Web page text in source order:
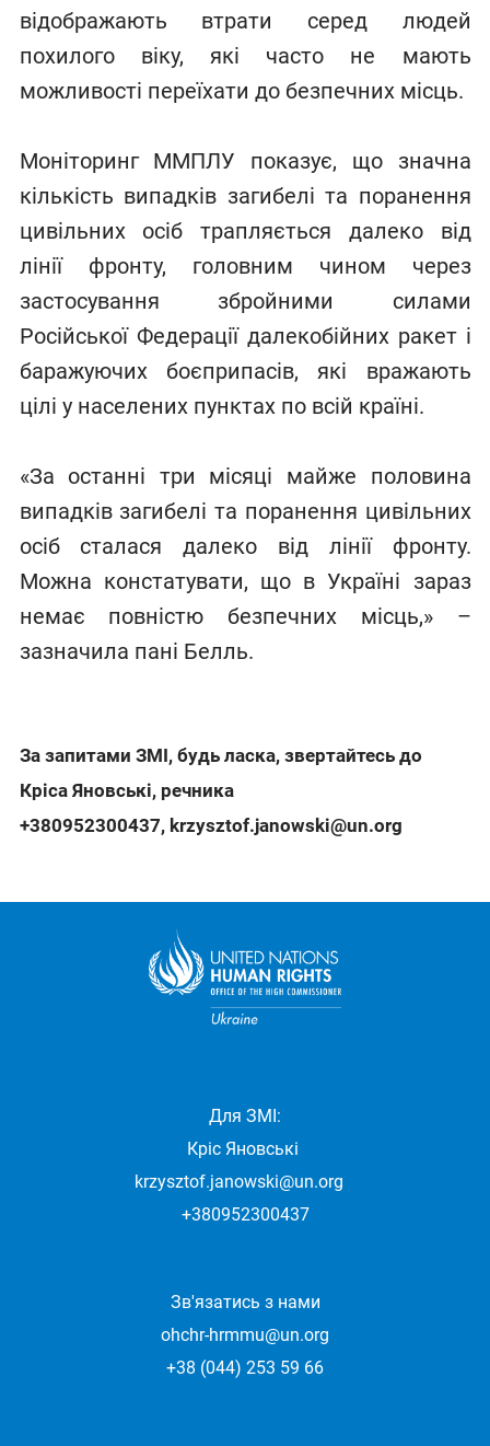
відображають втрати серед людей
похилого віку, які часто не мають
можливості переїхати до безпечних місць.
Моніторинг ММПЛУ показує, що значна
кількість випадків загибелі та поранення
цивільних осіб трапляється далеко від
лінії фронту, головним чином через
застосування збройними силами
Російської Федерації далекобійних ракет і
баражуючих боєприпасів, які вражають
цілі у населених пунктах по всій країні.
«За останні три місяці майже половина
випадків загибелі та поранення цивільних
осіб сталася далеко від лінії фронту.
Можна констатувати, що в Україні зараз
немає повністю безпечних місць,» –
зазначила пані Белль.
За запитами ЗМІ, будь ласка, звертайтесь до
Кріса Яновські, речника
+380952300437, krzysztof.janowski@un.org
Для ЗМІ:
Кріс Яновські
krzysztof.janowski@un.org
+380952300437
Зв'язатись з нами
ohchr-hrmmu@un.org
+38 (044) 253 59 66